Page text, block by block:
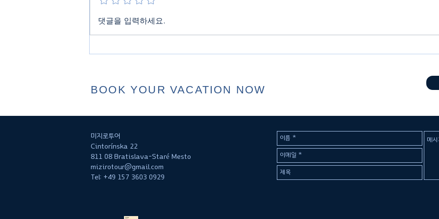
유럽 여행객이라면 꼭 알아야
댓글을 입력하세요.
BOOK YOUR VACATION NOW
미지로투어
Cintorínska 22
811 08 Bratislava-Staré Mesto
mizirotour@gmail.com
Tel: +49 157 3603 0929